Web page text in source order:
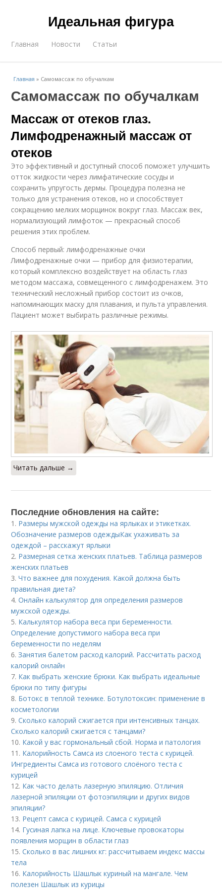
Идеальная фигура
Главная Новости Статьи
Главная » Самомассаж по обучалкам
Самомассаж по обучалкам
Массаж от отеков глаз.
Лимфодренажный массаж от
отеков
Это эффективный и доступный способ поможет улучшить
отток жидкости через лимфатические сосуды и
сохранить упругость дермы. Процедура полезна не
только для устранения отеков, но и способствует
сокращению мелких морщинок вокруг глаз. Массаж век,
нормализующий лимфоток — прекрасный способ
решения этих проблем.
Способ первый: лимфодренажные очки
Лимфодренажные очки — прибор для физиотерапии,
который комплексно воздействует на область глаз
методом массажа, совмещенного с лимфодренажем. Это
технический несложный прибор состоит из очков,
напоминающих маску для плавания, и пульта управления.
Пациент может выбирать различные режимы.
Читать дальше →
Последние обновления на сайте:
1. Размеры мужской одежды на ярлыках и этикетках.
Обозначение размеров одеждыКак ухаживать за
одеждой – расскажут ярлыки
2. Размерная сетка женских платьев. Таблица размеров
женских платьев
3.Что важнее для похудения. Какой должна быть
правильная диета?
4.Онлайн калькулятор для определения размеров
мужской одежды.
5. Калькулятор набора веса при беременности.
Определение допустимого набора веса при
беременности по неделям
6.Занятия балетом расход калорий. Рассчитать расход
калорий онлайн
7. Как выбрать женские брюки. Как выбрать идеальные
брюки по типу фигуры
8. Ботокс в теплой технике. Ботулотоксин: применение в
косметологии
9.Сколько калорий сжигается при интенсивных танцах.
Сколько калорий сжигается с танцами?
10. Какой у вас гормональный сбой. Норма и патология
11. Калорийность Самса из слоеного теста с курицей.
Ингредиенты Самса из готового слоёного теста с
курицей
12. Как часто делать лазерную эпиляцию. Отличия
лазерной эпиляции от фотоэпиляции и других видов
эпиляции?
13. Рецепт самса с курицей. Самса с курицей
14. Гусиная лапка на лице. Ключевые провокаторы
появления морщин в области глаз
15.Сколько в вас лишних кг: рассчитываем индекс массы
тела
16. Калорийность Шашлык куриный на мангале. Чем
полезен Шашлык из курицы